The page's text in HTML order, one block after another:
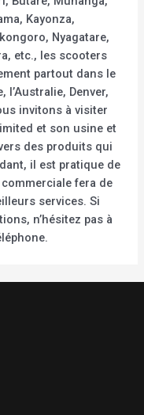
Kayonza,
Nyagatare,
etc., les scooters
partout dans le
l’Australie, Denver,
invitons à visiter
et son usine et
des produits qui
il est pratique de
fera de
services. Si
n’hésitez pas à